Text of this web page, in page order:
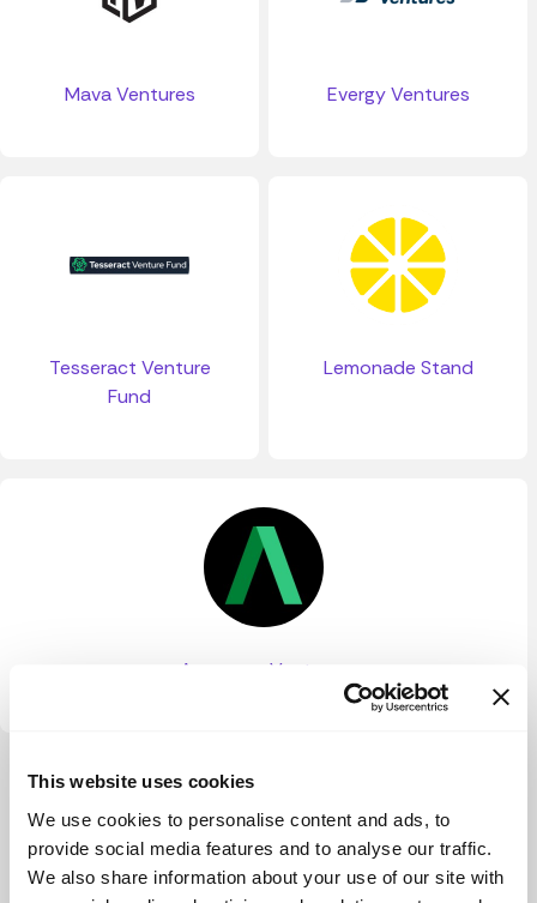
This website uses cookies
We use cookies to personalise content and ads, to
provide social media features and to analyse our traffic.
We also share information about your use of our site with
Mava Ventures Evergy Ventures
Tesseract Venture
Fund
Lemonade Stand
Awesome Ventures
Ver más